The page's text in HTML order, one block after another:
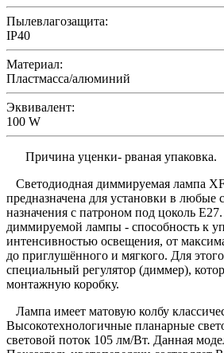
Пылевлагозащита:
IP40
Материал:
Пластмасса/алюминий
Эквивалент:
100 W
Причина уценки- рваная упаковка.
Светодиодная диммируемая лампа
предназначена для установки в любые
назначения с патроном под цоколь
диммируемой лампы - способность к
интенсивностью освещения, от
до приглушённого и мягкого. Для этого
специальный регулятор (диммер),
монтажную коробку.
Лампа имеет матовую колбу
Высокотехнологичные планарные
световой поток 105 лм/Вт. Данная